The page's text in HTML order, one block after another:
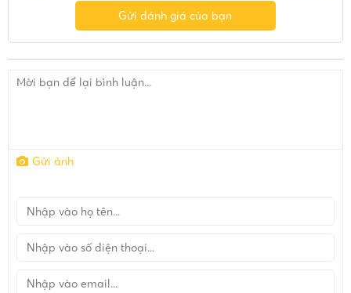
Gửi đánh giá của bạn
Gửi ảnh